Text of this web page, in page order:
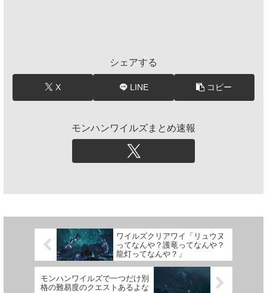
シェアする
X LINE コピー
モンハンワイルズまとめ速報
ワイルズクリアワイ「リュウヌ
ってなんや？護竜ってなんや？
龍灯ってなんや？」
モンハンワイルズで一つだけ別
格の難易度のクエストあるよな